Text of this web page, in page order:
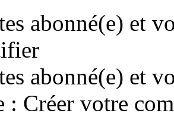
abonné(e) et
abonné(e) et
: Créer votre